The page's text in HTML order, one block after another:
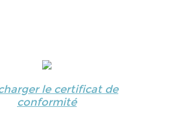
le certificat de
conformité